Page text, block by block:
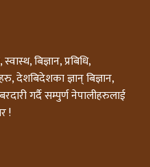
स्वास्थ, बिज्ञान, प्रबिधि,
देशबिदेशका ज्ञान् बिज्ञान,
गर्दै सम्पुर्ण नेपालीहरुलाई
!